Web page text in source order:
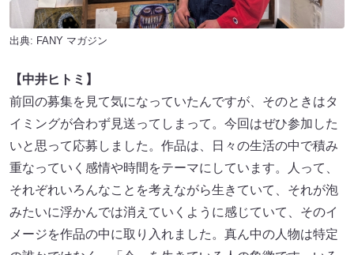
出典: FANY マガジン
【中井ヒトミ】
前回の募集を見て気になっていたんですが、そのときはタ
イミングが合わず見送ってしまって。今回はぜひ参加した
いと思って応募しました。作品は、日々の生活の中で積み
重なっていく感情や時間をテーマにしています。人って、
それぞれいろんなことを考えながら生きていて、それが泡
みたいに浮かんでは消えていくように感じていて、そのイ
メージを作品の中に取り入れました。真ん中の人物は特定